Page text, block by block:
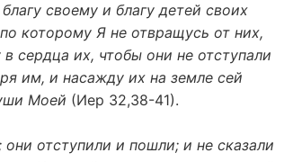
своему и благу детей своих
которому Я не отвращусь от них,
сердца их, чтобы они не отступали
им, и насажду их на земле сей
Моей (Иер 32,38-41).
отступили и пошли; и не сказали